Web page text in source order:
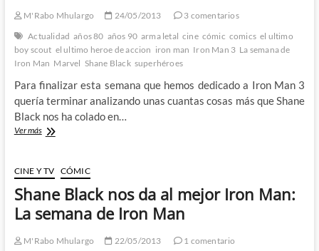
Jr
juntos
de
primera
vez
M'Rabo Mhulargo 24/05/2013
3 comentarios
Actualidad años 80 años 90 arma letal cine cómic comics el ultimo
boy scout el ultimo heroe de accion iron man Iron Man 3 La semana de
Iron Man Marvel Shane Black superhéroes
Para finalizar esta semana que hemos dedicado a Iron Man 3
quería terminar analizando unas cuantas cosas más que Shane
Black nos ha colado en…
Ver másIron
ese
clasico
del
de
La
CINE Y TV CÓMIC
Shane Black nos da al mejor Iron Man:
La semana de Iron Man
M'Rabo Mhulargo 22/05/2013
1 comentario